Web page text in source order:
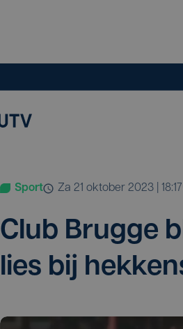
Sport za 21 oktober 2023 | 18:17
Club Brug­ge
lies bij